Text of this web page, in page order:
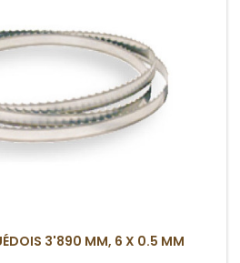
3'890 MM, 6 X 0.5 MM